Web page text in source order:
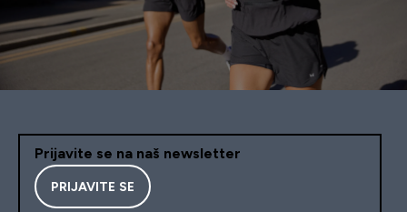
Prijavite se na naš newsletter
PRIJAVITE SE